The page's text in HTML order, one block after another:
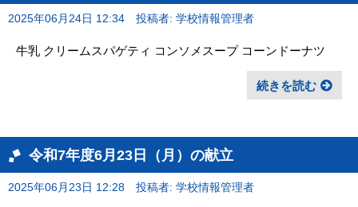
2025年06月24日 12:34 投稿者: 学校情報管理者
牛乳 クリームスパゲティ コンソメスープ コーンドーナツ
続きを読む
令和7年度6月23日（月）の献立
2025年06月23日 12:28 投稿者: 学校情報管理者